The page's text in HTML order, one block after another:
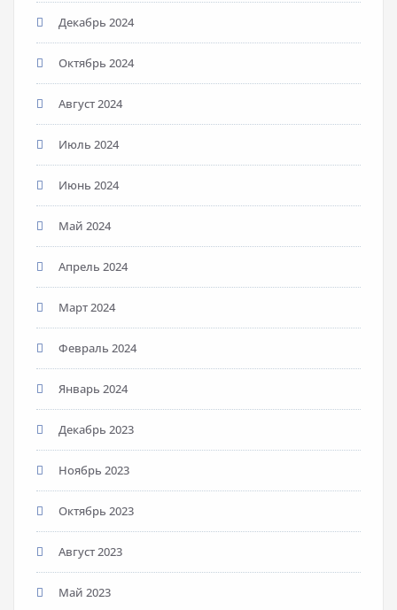
Декабрь 2024
Октябрь 2024
Август 2024
Июль 2024
Июнь 2024
Май 2024
Апрель 2024
Март 2024
Февраль 2024
Январь 2024
Декабрь 2023
Ноябрь 2023
Октябрь 2023
Август 2023
Май 2023